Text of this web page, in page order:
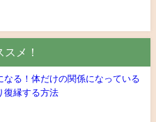
メ！
なる！体だけの関係になっている
復縁する方法